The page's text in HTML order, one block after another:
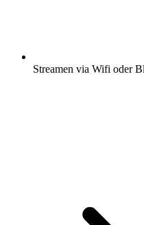
Streamen via Wifi oder